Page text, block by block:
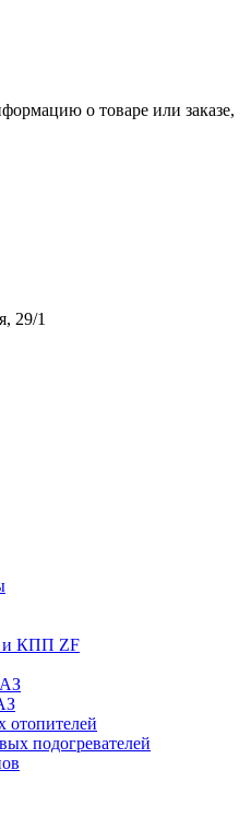
о товаре или заказе,
29/1
и КПП ZF
отопителей
подогревателей